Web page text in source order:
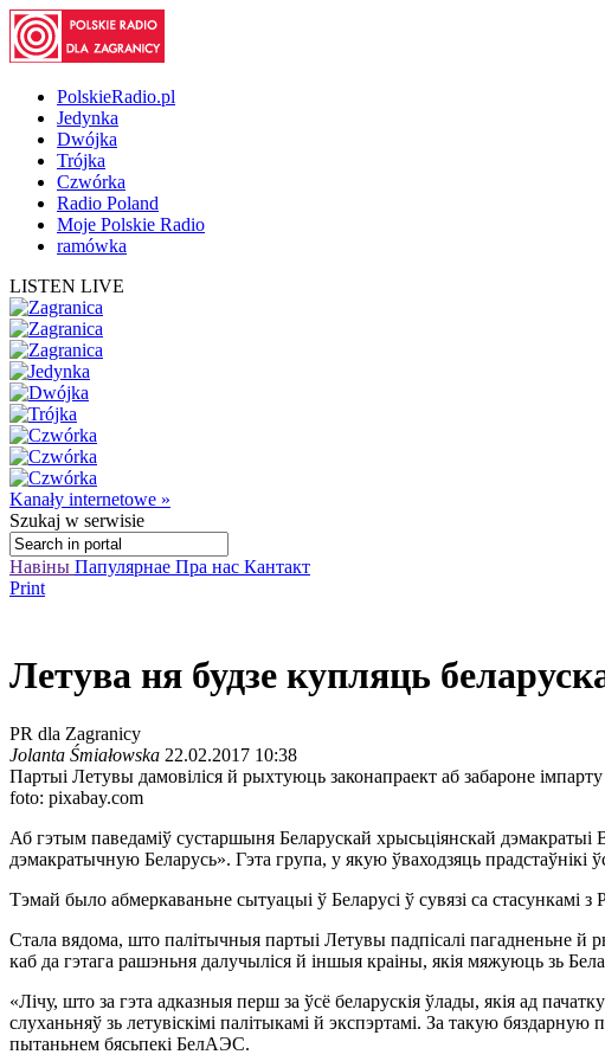
PolskieRadio.pl
Jedynka
Dwójka
Trójka
Czwórka
Radio Poland
Moje Polskie Radio
ramówka
LISTEN LIVE
Kanały internetowe »
Szukaj w serwisie
Навіны Папулярнае Пра нас Кантакт
Print
Летува ня будзе купляць
PR dla Zagranicy
Jolanta Śmiałowska 22.02.2017 10:38
Партыі Летувы дамовіліся й рыхтуюць законапраект аб забароне імпарту
foto: pixabay.com
Аб гэтым паведаміў сустаршыня Беларускай хрысьціянскай
дэмакратычную Беларусь». Гэта група, у якую ўваходзяць
Тэмай было абмеркаваньне сытуацыі ў Беларусі ў сувязі са стасункамі
Стала вядома, што палітычныя партыі Летувы падпісалі пагадненьне й
каб да гэтага рашэньня далучыліся й іншыя краіны, якія мяжуюць зь
«Лічу, што за гэта адказныя перш за ўсё беларускія ўлады, якія ад
слуханьняў зь летувіскімі палітыкамі й экспэртамі. За такую
пытаньнем бясьпекі БелАЭС.